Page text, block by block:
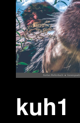
kuh1